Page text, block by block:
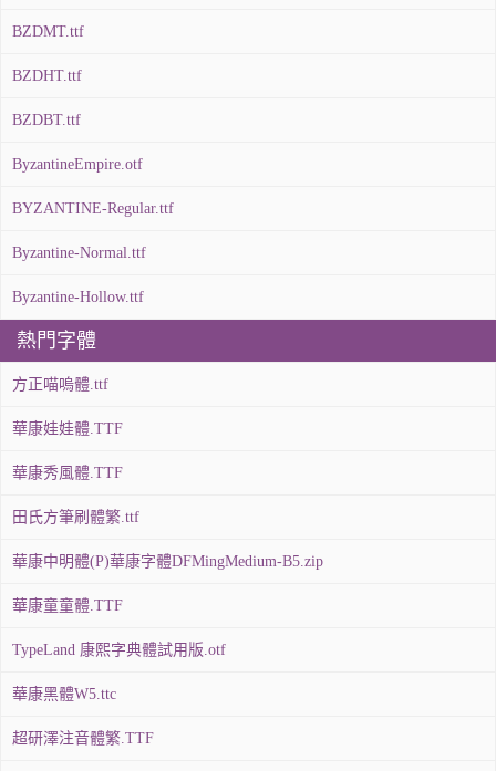
BZDMT.ttf
BZDHT.ttf
BZDBT.ttf
ByzantineEmpire.otf
BYZANTINE-Regular.ttf
Byzantine-Normal.ttf
Byzantine-Hollow.ttf
熱門字體
方正喵嗚體.ttf
華康娃娃體.TTF
華康秀風體.TTF
田氏方筆刷體繁.ttf
華康中明體(P)華康字體DFMingMedium-B5.zip
華康童童體.TTF
TypeLand 康熙字典體試用版.otf
華康黑體W5.ttc
超研澤注音體繁.TTF